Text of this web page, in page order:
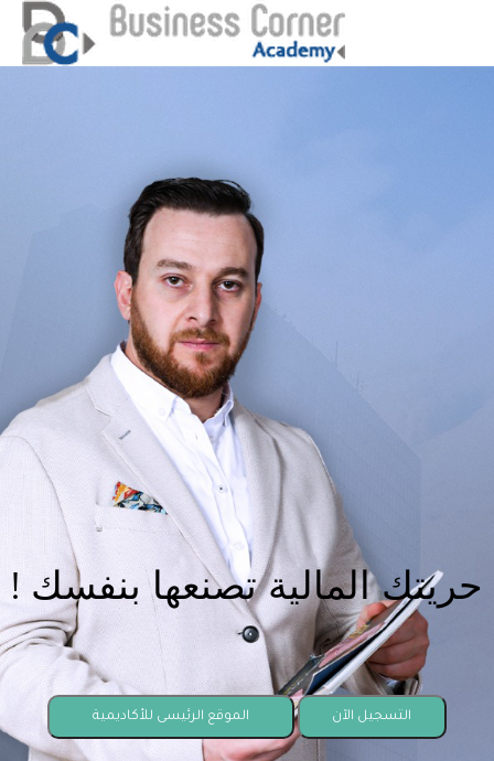
! حريتك المالية تصنعها بنفسك
الموقع الرئيسى للأكاديمية التسجيل الآن